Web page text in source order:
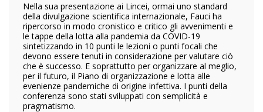
Nella sua presentazione ai Lincei, ormai uno standard
della divulgazione scientifica internazionale, Fauci ha
ripercorso in modo cronistico e critico gli avvenimenti e
le tappe della lotta alla pandemia da COVID-19
sintetizzando in 10 punti le lezioni o punti focali che
devono essere tenuti in considerazione per valutare ciò
che è successo. E soprattutto per organizzare al meglio,
per il futuro, il Piano di organizzazione e lotta alle
evenienze pandemiche di origine infettiva. I punti della
conferenza sono stati sviluppati con semplicità e
pragmatismo.